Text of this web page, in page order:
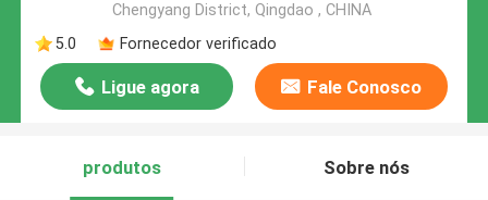
Chengyang District, Qingdao , CHINA
5.0
Fornecedor verificado
Ligue agora Fale Conosco
produtos Sobre nós